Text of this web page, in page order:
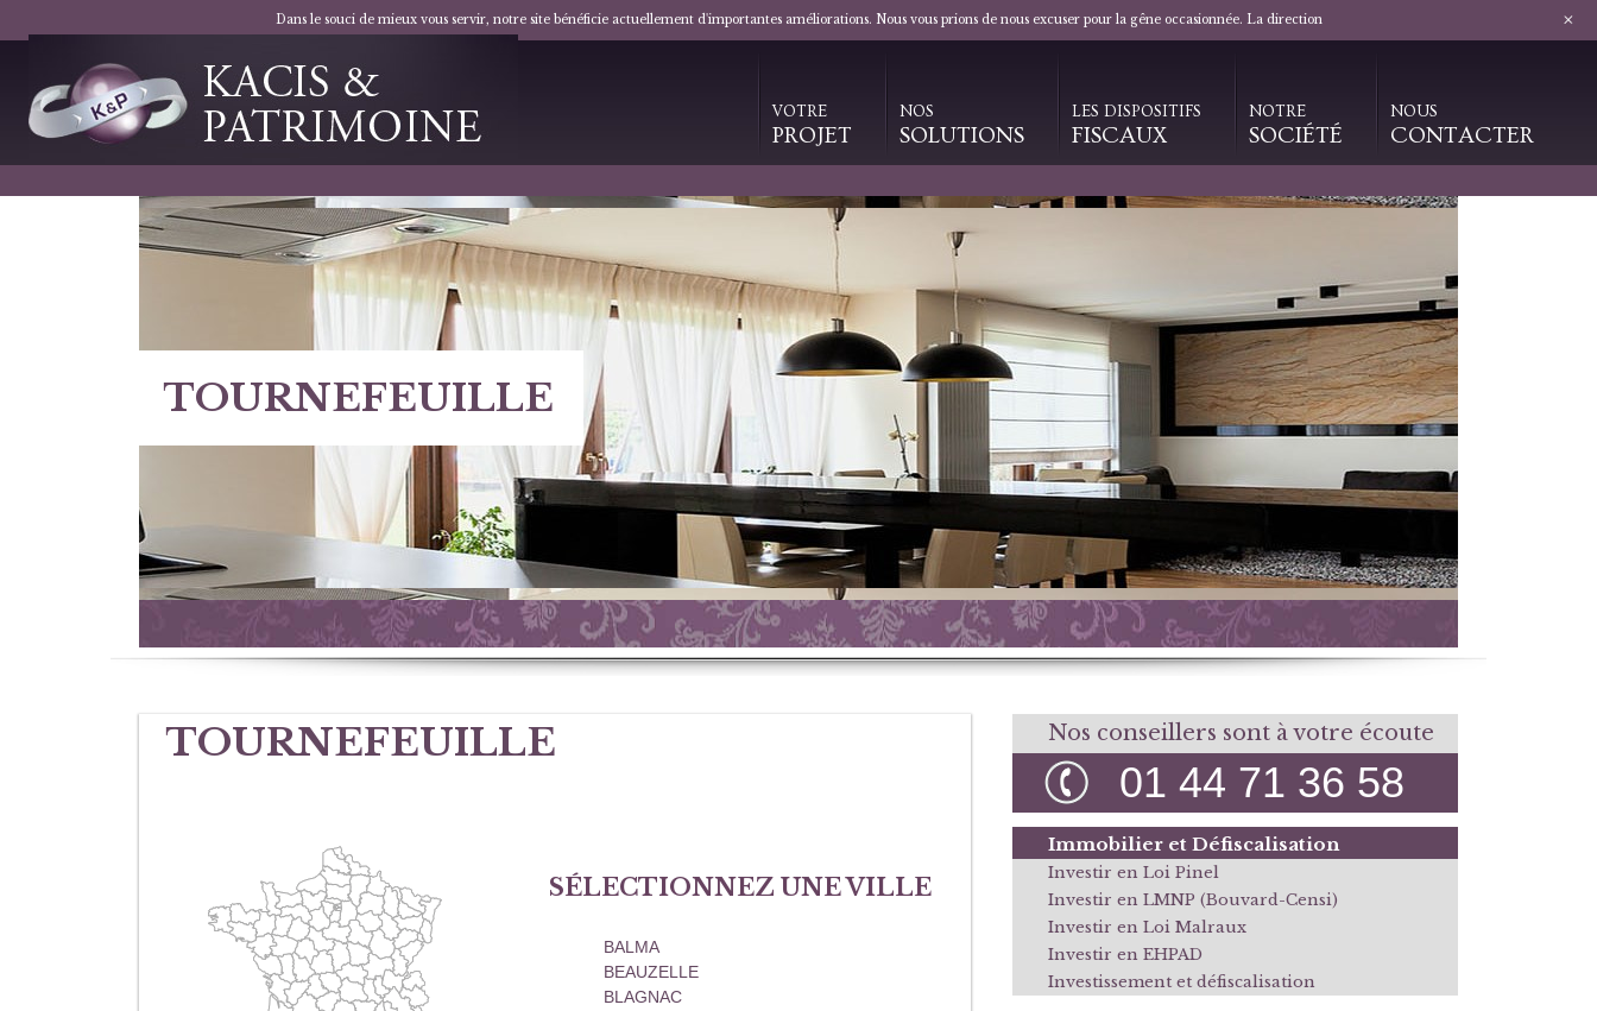
VOTRE
PROJET
NOS
SOLUTIONS
LES DISPOSITIFS
FISCAUX
NOTRE
SOCIÉTÉ
NOUS
CONTACTER
TOURNEFEUILLE
TOURNEFEUILLE
SÉLECTIONNEZ UNE VILLE
BALMA
BEAUZELLE
BLAGNAC
Nos conseillers sont à votre écoute
01 44 71 36 58
Immobilier et Défiscalisation
Investir en Loi Pinel
Investir en LMNP (Bouvard-Censi)
Investir en Loi Malraux
Investir en EHPAD
Investissement et défiscalisation
Dans le souci de mieux vous servir, notre site bénéficie actuellement d'importantes améliorations. Nous vous prions de nous excuser pour la gêne occasionnée. La direction +